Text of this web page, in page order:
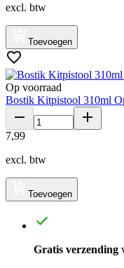
excl. btw
Toevoegen
Op voorraad
Bostik Kitpistool 310ml
7,99
excl. btw
Toevoegen
Gratis verzending